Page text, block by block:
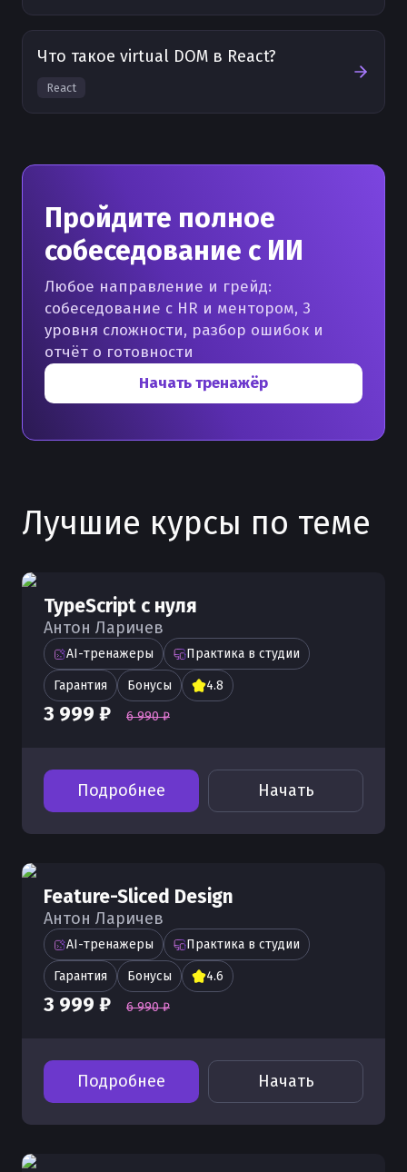
Что такое virtual DOM в React?
React
Пройдите полное
собеседование с ИИ
Любое направление и грейд:
собеседование с HR и ментором, 3
уровня сложности, разбор ошибок и
отчёт о готовности
Начать тренажёр
Лучшие курсы по теме
TypeScript с нуля
Антон Ларичев
AI-тренажеры Практика в студии
Гарантия Бонусы 4.8
3 999 ₽ 6 990 ₽
Подробнее Начать
Feature-Sliced Design
Антон Ларичев
AI-тренажеры Практика в студии
Гарантия Бонусы 4.6
3 999 ₽ 6 990 ₽
Подробнее Начать